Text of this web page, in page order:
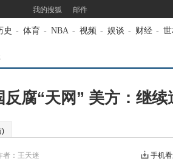
我的搜狐 邮件
史 - 体育 - NBA - 视频 - 娱谈 - 财经 - 世
腐“天网” 美方：继续
)
者：王天迷 手机